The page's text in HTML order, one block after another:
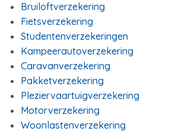
Bruiloftverzekering
Fietsverzekering
Studentenverzekeringen
Kampeerautoverzekering
Caravanverzekering
Pakketverzekering
Pleziervaartuigverzekering
Motorverzekering
Woonlastenverzekering